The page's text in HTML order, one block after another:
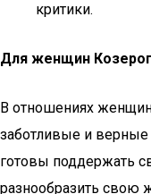
критики.
Для женщин
В отношениях
заботливые и
готовы поддержать
разнообразить свою